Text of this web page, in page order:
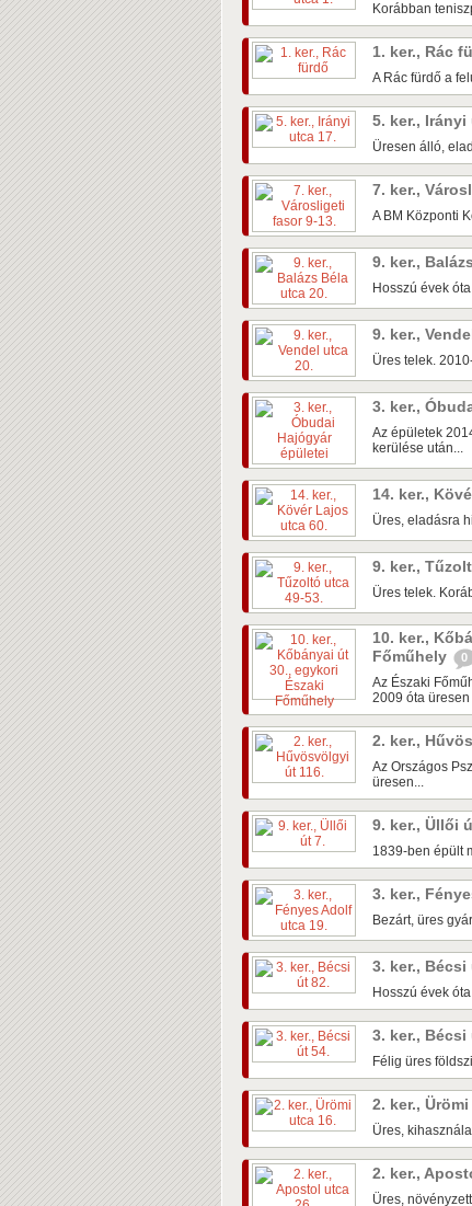
Korábban
1. ker., Rác
A Rác fürdő a
5. ker., Irányi
Üresen álló,
7. ker.,
A BM Központi
9. ker.,
Hosszú évek
9. ker.,
Üres telek.
3. ker.,
Az épületek
kerülése után...
14. ker.,
Üres, eladásra
9. ker.,
Üres telek.
10. ker.,
Főműhely
0
Az Északi
2009 óta üresen
2. ker.,
Az Országos
üresen...
9. ker., Üllői
1839-ben épült
3. ker.,
Bezárt, üres
3. ker., Bécsi
Hosszú évek
3. ker., Bécsi
Félig üres
2. ker.,
Üres,
2. ker.,
Üres,